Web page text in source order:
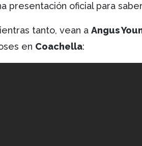
presentación oficial para
tanto, vean a Angus
en Coachella: